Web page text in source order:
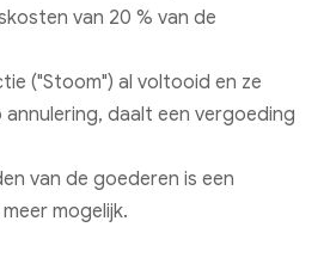
van 20 % van de
("Stoom") al voltooid en ze
daalt een vergoeding
van de goederen is een
mogelijk.